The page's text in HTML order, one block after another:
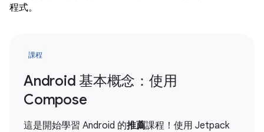
程式。
課程
Android 基本概念：使用
Compose
這是開始學習 Android 的推薦課程！使用 Jetpack